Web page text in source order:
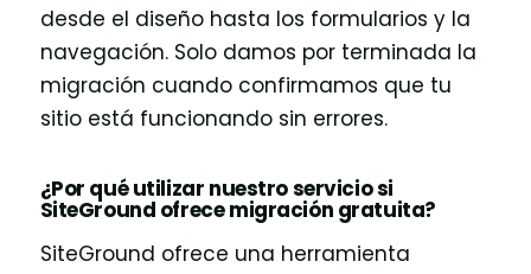
desde el diseño hasta los formularios y la
navegación. Solo damos por terminada la
migración cuando confirmamos que tu
sitio está funcionando sin errores.
¿Por qué utilizar nuestro servicio si
SiteGround ofrece migración gratuita?
SiteGround ofrece una herramienta